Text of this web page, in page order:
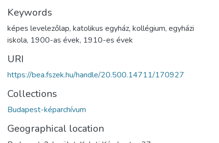
Keywords
képes levelezőlap, katolikus egyház, kollégium, egyházi
iskola, 1900-as évek, 1910-es évek
URI
https://bea.fszek.hu/handle/20.500.14711/170927
Collections
Budapest-képarchívum
Geographical location